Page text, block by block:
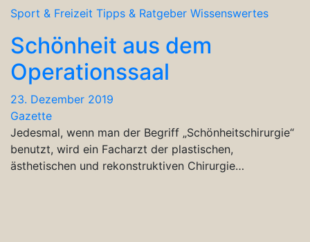
Sport & Freizeit Tipps & Ratgeber Wissenswertes
Schönheit aus dem
Operationssaal
23. Dezember 2019
Gazette
Jedesmal, wenn man der Begriff „Schönheitschirurgie“
benutzt, wird ein Facharzt der plastischen,
ästhetischen und rekonstruktiven Chirurgie…